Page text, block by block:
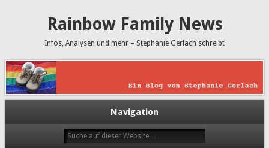
Rainbow Family News
Infos, Analysen und mehr – Stephanie Gerlach schreibt
Navigation